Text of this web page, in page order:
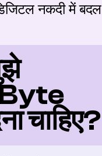
नकदी में बदल
चाहिए?